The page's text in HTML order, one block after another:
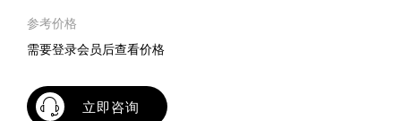
参考价格
需要登录会员后查看价格
立即咨询